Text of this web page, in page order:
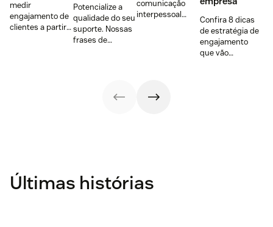
medir
engajamento de
clientes a partir
Potencialize a
qualidade do seu
suporte. Nossas
frases de
comuns e ajudar
comunicação
interpessoal
diferenças entre
Confira 8 dicas
de estratégia de
engajamento
que vão
Últimas histórias